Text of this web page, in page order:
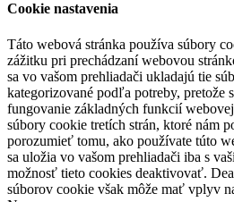
Cookie nastavenia
Táto webová stránka používa súbory
zážitku pri prechádzaní webovou
sa vo vašom prehliadači ukladajú tie
kategorizované podľa potreby, pretože
fungovanie základných funkcií
súbory cookie tretích strán, ktoré nám
porozumieť tomu, ako používate túto
sa uložia vo vašom prehliadači iba s
možnosť tieto cookies deaktivovať.
súborov cookie však môže mať vplyv